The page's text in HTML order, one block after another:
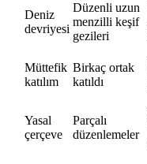
Deniz
devriyesi
Düzenli uzun
menzilli keşif
gezileri
Müttefik
katılım
Birkaç ortak
katıldı
Yasal
çerçeve
Parçalı
düzenlemeler